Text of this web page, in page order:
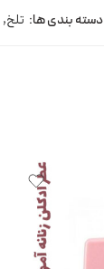
دسته بندی ها: تلخ,